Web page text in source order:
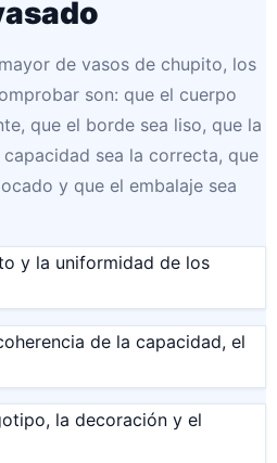
de vasos de chupito, los
son: que el cuerpo
que el borde sea liso, que la
sea la correcta, que
y que el embalaje sea
y la uniformidad de los
de la capacidad, el
la decoración y el